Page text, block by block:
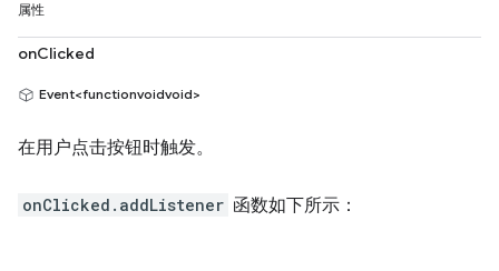
属性
onClicked
Event<functionvoidvoid>
在用户点击按钮时触发。
onClicked.addListener 函数如下所示：